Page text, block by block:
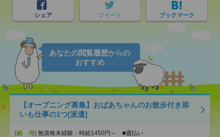
シェア ツイート ブックマーク
あなたの閲覧履歴からの
おすすめ
【オープニング募集】おばあちゃんのお散歩付き添
いも仕事の1つ[派遣]
[給 与] 無資格未経験：時給1450円～ ■週払い